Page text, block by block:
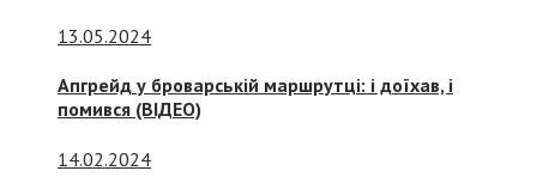
13.05.2024
Апгрейд у броварській маршрутці: і доїхав, і
помився (ВІДЕО)
14.02.2024